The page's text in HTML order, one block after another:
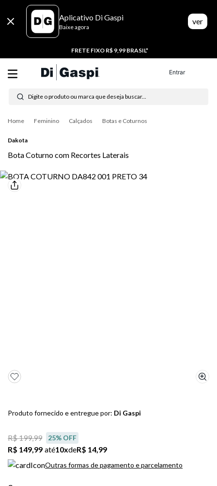
Aplicativo Di Gaspi
Baixe agora
ver
FRETE FIXO R$ 9,99 BRASIL*
Entrar
Digite o produto ou marca que deseja buscar...
Feminino Calçados Botas e Coturnos
Dakota
Bota Coturno com Recortes Laterais
Produto fornecido e entregue por: Di Gaspi
R$ 199,99 25% OFF
R$ 149,99 até10xdeR$ 14,99
Outras formas de pagamento e parcelamento
1º tênis feminino
2º tenis
3º moletom